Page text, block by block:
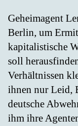
Geheimagent
Berlin, um
kapitalistische
soll
Verhältnissen
ihnen nur Leid,
deutsche
ihm ihre